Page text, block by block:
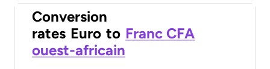
Conversion
rates Euro to Franc CFA
ouest-africain